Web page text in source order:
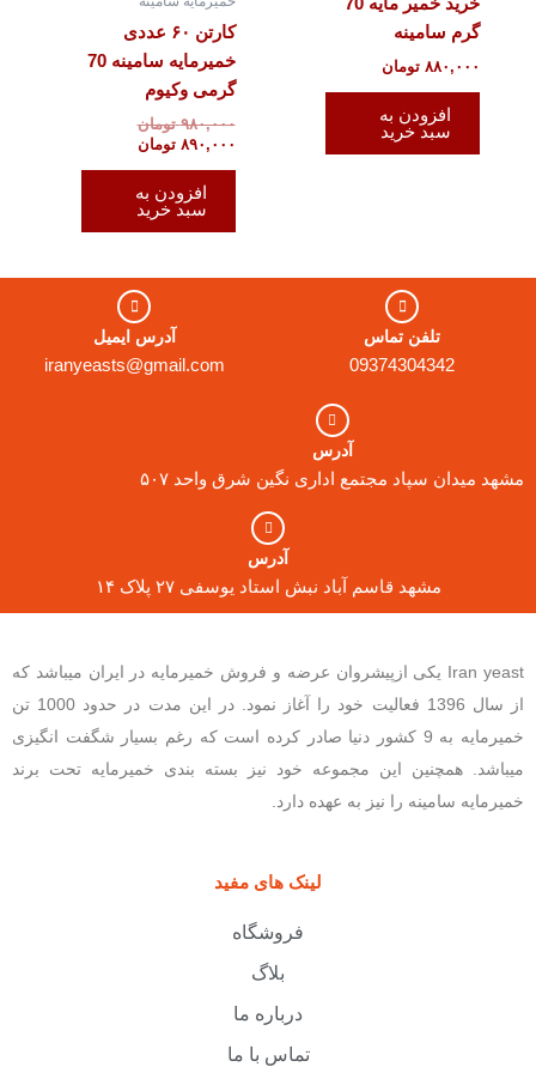
خرید خمیر مایه 70
گرم سامینه
۸۸۰,۰۰۰ تومان
افزودن به
سبد خرید
کارتن ۶۰ عددی
خمیرمایه سامینه 70
گرمی وکیوم
۹۸۰,۰۰۰ تومان
۸۹۰,۰۰۰ تومان
افزودن به
سبد خرید
تلفن تماس
09374304342
آدرس ایمیل
iranyeasts@gmail.com
آدرس
مشهد میدان سپاد مجتمع اداری نگین شرق واحد ۵۰۷
آدرس
مشهد قاسم آباد نبش استاد یوسفی ۲۷ پلاک ۱۴
Iran yeast یکی ازپیشروان عرضه و فروش خمیرمایه در ایران میباشد که
از سال 1396 فعالیت خود را آغاز نمود. در این مدت در حدود 1000 تن
خمیرمایه به 9 کشور دنیا صادر کرده است که رغم بسیار شگفت انگیزی
میباشد. همچنین این مجموعه خود نیز بسته بندی خمیرمایه تحت برند
خمیرمایه سامینه را نیز به عهده دارد.
لینک های مفید
فروشگاه
بلاگ
درباره ما
تماس با ما